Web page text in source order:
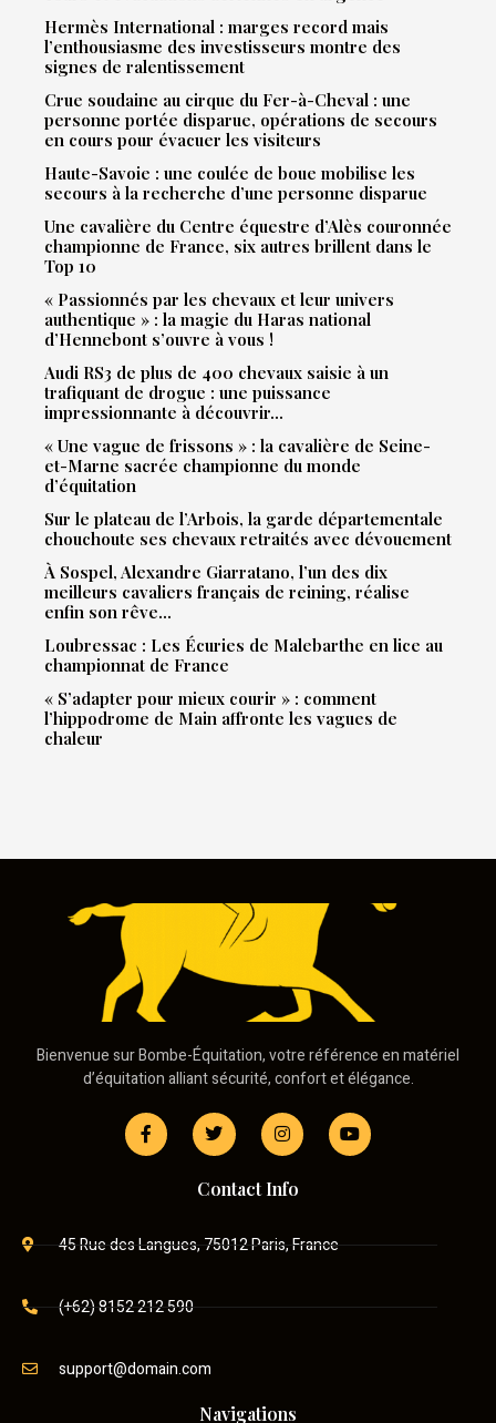
Hermès International : marges record mais
l’enthousiasme des investisseurs montre des
signes de ralentissement
Crue soudaine au cirque du Fer-à-Cheval : une
personne portée disparue, opérations de secours
en cours pour évacuer les visiteurs
Haute-Savoie : une coulée de boue mobilise les
secours à la recherche d’une personne disparue
Une cavalière du Centre équestre d’Alès couronnée
championne de France, six autres brillent dans le
Top 10
« Passionnés par les chevaux et leur univers
authentique » : la magie du Haras national
d’Hennebont s’ouvre à vous !
Audi RS3 de plus de 400 chevaux saisie à un
trafiquant de drogue : une puissance
impressionnante à découvrir…
« Une vague de frissons » : la cavalière de Seine-
et-Marne sacrée championne du monde
d’équitation
Sur le plateau de l’Arbois, la garde départementale
chouchoute ses chevaux retraités avec dévouement
À Sospel, Alexandre Giarratano, l’un des dix
meilleurs cavaliers français de reining, réalise
enfin son rêve…
Loubressac : Les Écuries de Malebarthe en lice au
championnat de France
« S’adapter pour mieux courir » : comment
l’hippodrome de Main affronte les vagues de
chaleur
Bienvenue sur Bombe-Équitation, votre référence en matériel
d’équitation alliant sécurité, confort et élégance.
Contact Info
45 Rue des Langues, 75012 Paris, France
(+62) 8152 212 590
support@domain.com
Navigations